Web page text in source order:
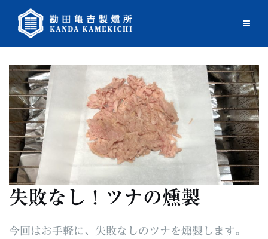
content
失敗なし！ツナの燻製
今回はお手軽に、失敗なしのツナを燻製します。